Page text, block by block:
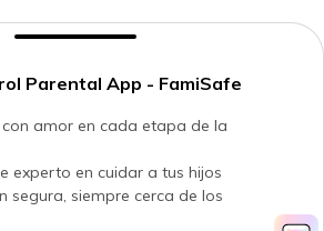
Parental App - FamiSafe
amor en cada etapa de la
experto en cuidar a tus hijos
segura, siempre cerca de los